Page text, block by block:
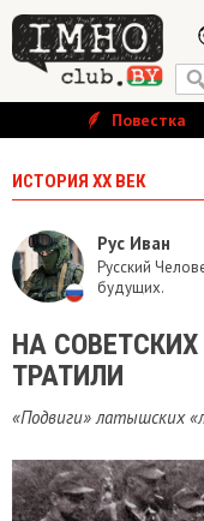
Повестка
ИСТОРИЯ ХХ ВЕК
Рус Иван
Русский
будущих.
НА
ТРАТИЛИ
«Подвиги» латышских